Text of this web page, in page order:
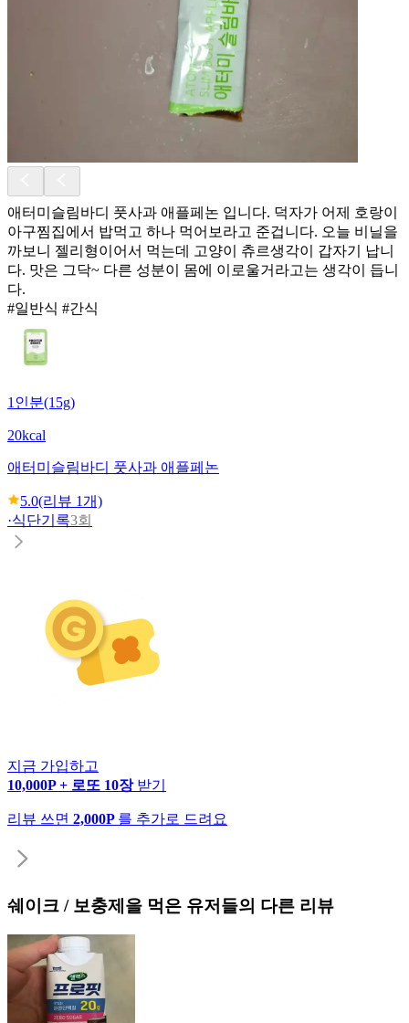
애터미슬림바디 풋사과 애플페논 입니다. 덕자가 어제 호랑이
아구찜집에서 밥먹고 하나 먹어보라고 준겁니다. 오늘 비닐을
까보니 젤리형이어서 먹는데 고양이 츄르생각이 갑자기 납니
다. 맛은 그닥~ 다른 성분이 몸에 이로울거라고는 생각이 듭니
다.
#일반식 #간식
1인분(15g)
20kcal
애터미 슬림바디 풋사과 애플페논
5.0(리뷰 1개)
·식단기록3회
지금 가입하고
10,000P + 로또 10장 받기
리뷰 쓰면 2,000P 를 추가로 드려요
쉐이크 / 보충제 을 먹은 유저들의 다른 리뷰